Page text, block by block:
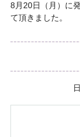
8月20日（月）に
て頂きました。